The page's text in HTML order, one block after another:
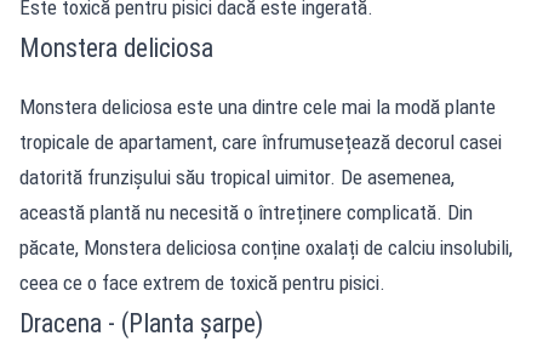
Este toxică pentru pisici dacă este ingerată.
Monstera deliciosa
Monstera deliciosa este una dintre cele mai la modă plante
tropicale de apartament, care înfrumusețează decorul casei
datorită frunzișului său tropical uimitor. De asemenea,
această plantă nu necesită o întreținere complicată. Din
păcate, Monstera deliciosa conține oxalați de calciu insolubili,
ceea ce o face extrem de toxică pentru pisici.
Dracena - (Planta șarpe)